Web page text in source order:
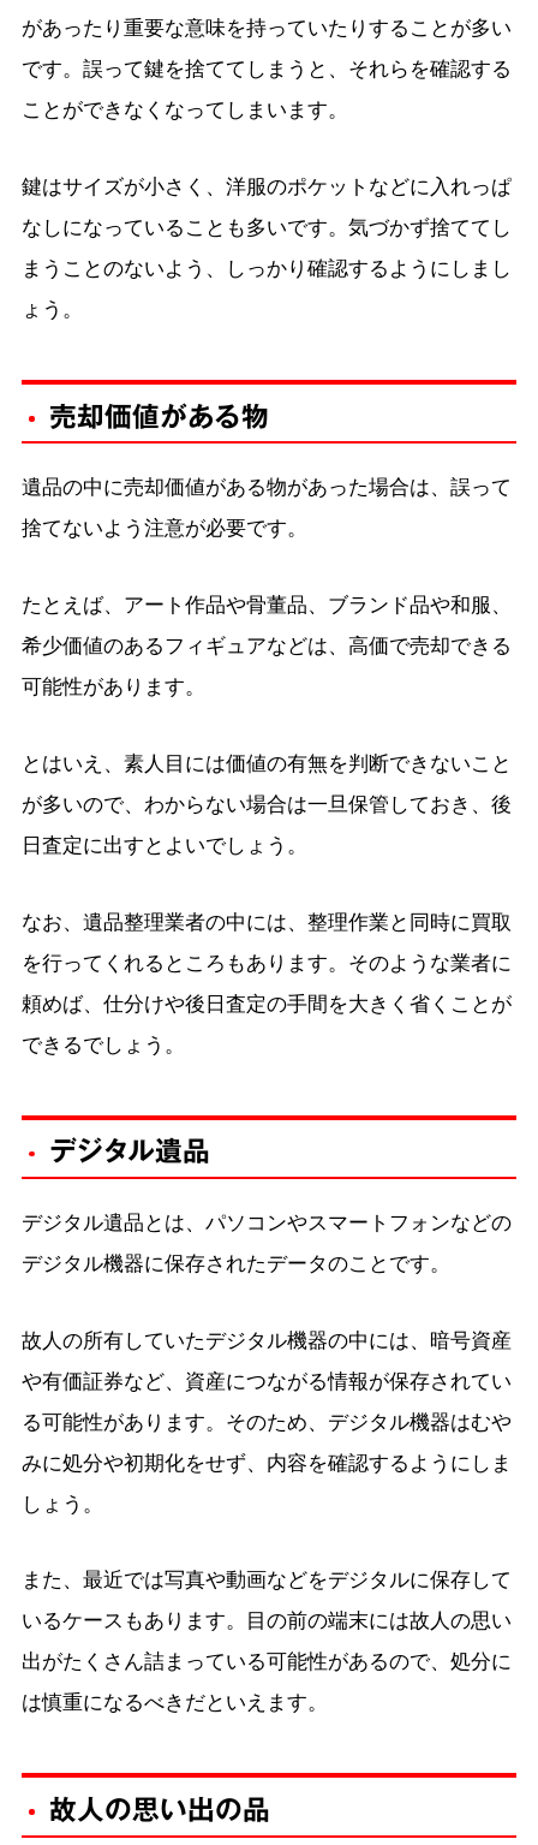
があったり重要な意味を持っていたりすることが多い
です。誤って鍵を捨ててしまうと、それらを確認する
ことができなくなってしまいます。
鍵はサイズが小さく、洋服のポケットなどに入れっぱ
なしになっていることも多いです。気づかず捨ててし
まうことのないよう、しっかり確認するようにしまし
ょう。
売却価値がある物
遺品の中に売却価値がある物があった場合は、誤って
捨てないよう注意が必要です。
たとえば、アート作品や骨董品、ブランド品や和服、
希少価値のあるフィギュアなどは、高価で売却できる
可能性があります。
とはいえ、素人目には価値の有無を判断できないこと
が多いので、わからない場合は一旦保管しておき、後
日査定に出すとよいでしょう。
なお、遺品整理業者の中には、整理作業と同時に買取
を行ってくれるところもあります。そのような業者に
頼めば、仕分けや後日査定の手間を大きく省くことが
できるでしょう。
デジタル遺品
デジタル遺品とは、パソコンやスマートフォンなどの
デジタル機器に保存されたデータのことです。
故人の所有していたデジタル機器の中には、暗号資産
や有価証券など、資産につながる情報が保存されてい
る可能性があります。そのため、デジタル機器はむや
みに処分や初期化をせず、内容を確認するようにしま
しょう。
また、最近では写真や動画などをデジタルに保存して
いるケースもあります。目の前の端末には故人の思い
出がたくさん詰まっている可能性があるので、処分に
は慎重になるべきだといえます。
故人の思い出の品